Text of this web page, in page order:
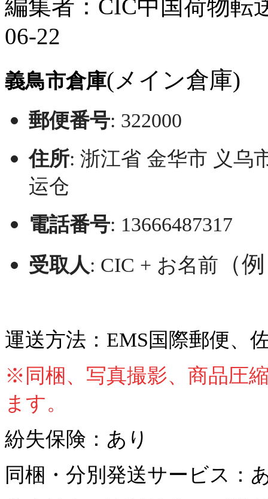
編集者：CIC中国荷物転
06-22
義鳥市倉庫(メイン倉庫)
郵便番号: 322000
住所: 浙江省 金华市 义乌
运仓
電話番号: 13666487317
受取人: CIC + お名前 （
運送方法：EMS国際郵便、
※同梱、写真撮影、商品圧
ます。
紛失保険：あり
同梱・分別発送サービス：